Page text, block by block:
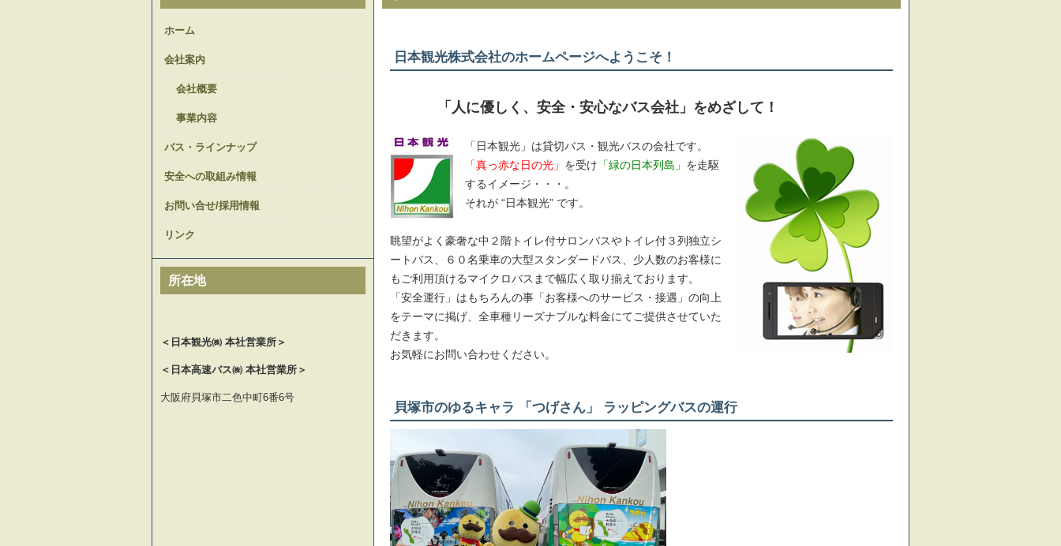
日本観光株式会社のホームページへようこそ！
「人に優しく、安全・安心なバス会社」をめざして！
「日本観光」は貸切バス・観光バスの会社です。
「真っ赤な日の光」 を受け 「緑の日本列島」 を走駆
するイメージ・・・。
それが “日本観光” です。
眺望がよく豪奢な中２階トイレ付サロンバスやトイレ付３列独立シ
ートバス、６０名乗車の大型スタンダードバス、少人数のお客様に
もご利用頂けるマイクロバスまで幅広く取り揃えております。
「安全運行」はもちろんの事「お客様へのサービス・接遇」の向上
をテーマに掲げ、全車種リーズナブルな料金にてご提供させていた
だきます。
お気軽にお問い合わせください。
貝塚市のゆるキャラ 「つげさん」 ラッピングバスの運行
ホーム
会社案内
会社概要
事業内容
バス・ラインナップ
安全への取組み情報
お問い合せ/採用情報
リンク
所在地
＜日本観光㈱ 本社営業所＞
＜日本高速バス㈱ 本社営業所＞
大阪府貝塚市二色中町6番6号